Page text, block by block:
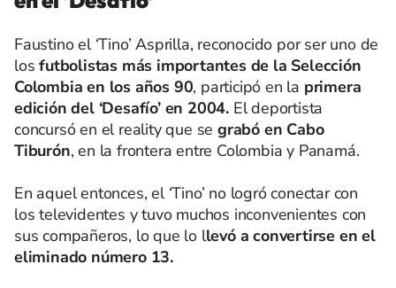
Faustino el ‘Tino’ Asprilla, reconocido por ser uno de
losfutbolistas más importantes de la Selección
Colombia en los años 90, participó en la primera
edición del ‘Desafío’ en 2004. El deportista
concursó en el reality que segrabó en Cabo
Tiburón, en la frontera entre Colombia y Panamá.
En aquel entonces, el ‘Tino’ no logró conectar con
los televidentes y tuvo muchos inconvenientes con
sus compañeros, lo que lo llevó a convertirse en el
eliminado número 13.